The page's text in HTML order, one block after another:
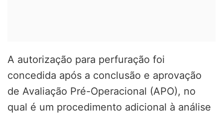
A autorização para perfuração foi
concedida após a conclusão e aprovação
de Avaliação Pré-Operacional (APO), no
qual é um procedimento adicional à análise